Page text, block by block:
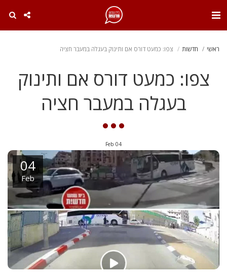
ראשי חדשות צפו: כמעט דורס אם ותינוק בעגלה במעבר חציה
צפו: כמעט דורס אם ותינוק
בעגלה במעבר חציה
04
Feb
04
Feb